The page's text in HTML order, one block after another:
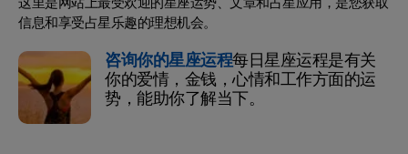
信息和享受占星乐趣的理想机会。
咨询你的星座运程每日星座运程是有关
你的爱情，金钱，心情和工作方面的运
势，能助你了解当下。